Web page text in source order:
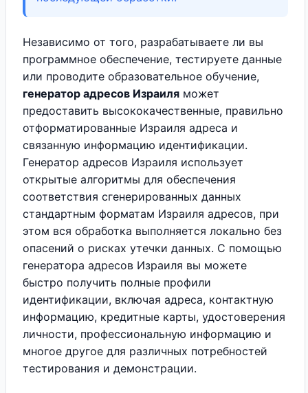
Независимо от того, разрабатываете ли вы
программное обеспечение, тестируете данные
или проводите образовательное обучение,
генератор адресов Израиля может
предоставить высококачественные, правильно
отформатированные Израиля адреса и
связанную информацию идентификации.
Генератор адресов Израиля использует
открытые алгоритмы для обеспечения
соответствия сгенерированных данных
стандартным форматам Израиля адресов, при
этом вся обработка выполняется локально без
опасений о рисках утечки данных. С помощью
генератора адресов Израиля вы можете
быстро получить полные профили
идентификации, включая адреса, контактную
информацию, кредитные карты, удостоверения
личности, профессиональную информацию и
многое другое для различных потребностей
тестирования и демонстрации.